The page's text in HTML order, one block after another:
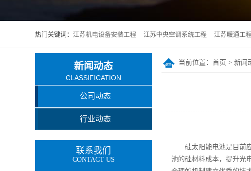
热门关键词： 江苏机电设备安装工程 江苏中央空调系统工程 江苏暖通工
当前位置： 首页 > 新闻
硅太阳能电池是目前应
池的硅材料成本，提升光
新闻动态
CLASSIFICATION
公司动态
行业动态
联系我们
CONTACT US